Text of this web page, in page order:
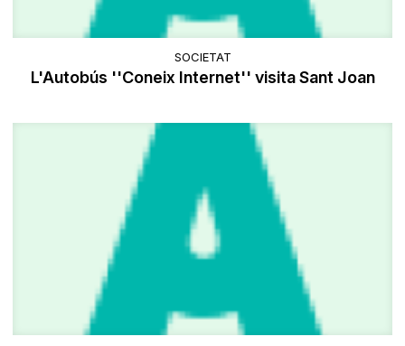
SOCIETAT
L'Autobús ''Coneix Internet'' visita Sant Joan